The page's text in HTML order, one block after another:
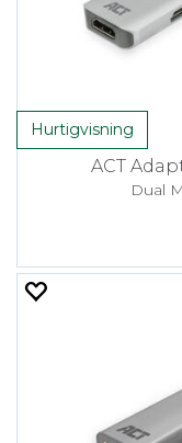
Hurtigvisning
ACT
Dual